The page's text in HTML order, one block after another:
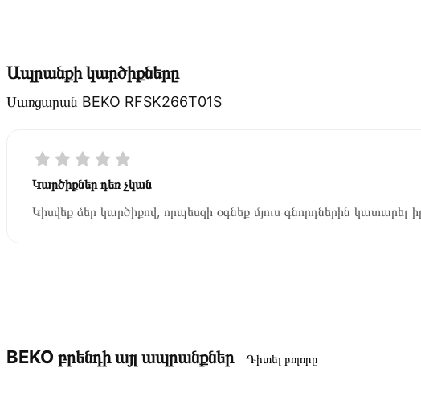
Ապրանքի կարծիքները
Սառցարան BEKO RFSK266T01S
Կարծիքներ դեռ չկան
Կիսվեք ձեր կարծիքով, որպեսզի օգնեք մյուս գնորդներին կատարել
BEKO բրենդի այլ ապրանքներ Դիտել բոլորը